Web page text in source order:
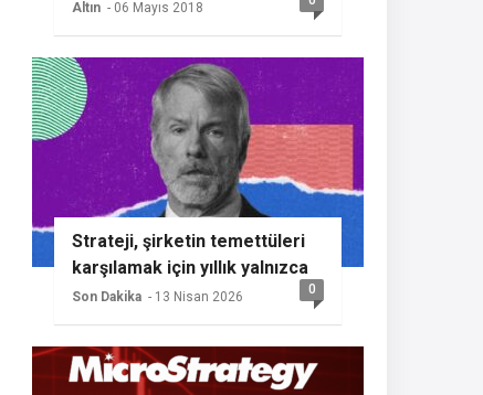
Getireceğini Açıkladı
Altın - 06 Mayıs 2018
Strateji, şirketin temettüleri
karşılamak için yıllık yalnızca
%2 BTC büyümesine ihtiyaç
duyması nedeniyle başka bir
Bitcoin alımının sinyalini
veriyor
Son Dakika - 13 Nisan 2026 0